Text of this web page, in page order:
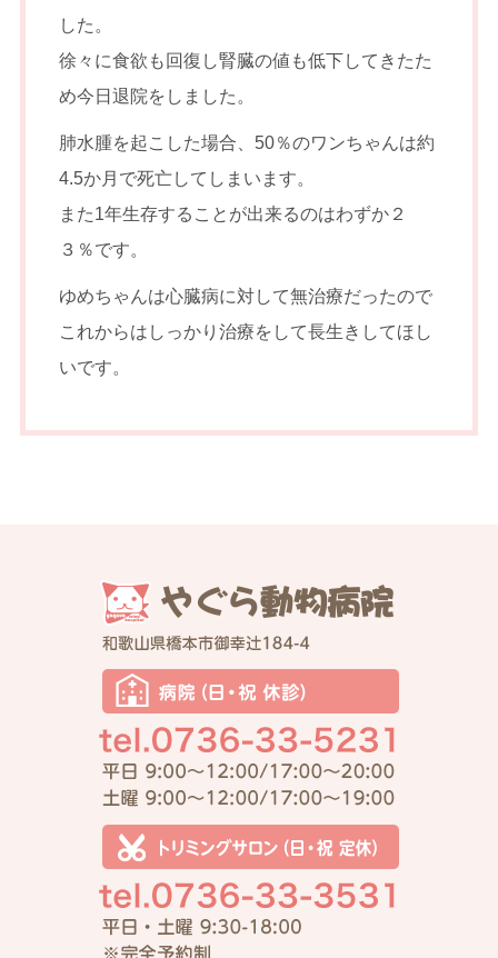
した。
徐々に食欲も回復し腎臓の値も低下してきたた
め今日退院をしました。
肺水腫を起こした場合、50％のワンちゃんは約
4.5か月で死亡してしまいます。
また1年生存することが出来るのはわずか２
３％です。
ゆめちゃんは心臓病に対して無治療だったので
これからはしっかり治療をして長生きしてほし
いです。